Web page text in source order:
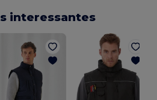
interessantes